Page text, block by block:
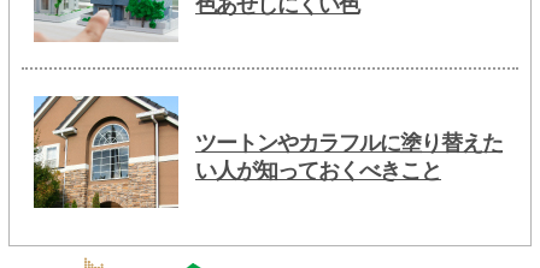
ツートンやカラフルに塗り替えた
い人が知っておくべきこと